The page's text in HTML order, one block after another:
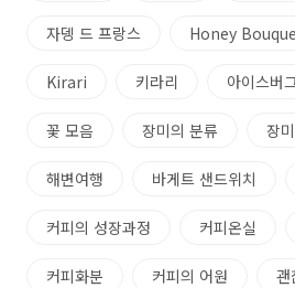
자뎅 드 프랑스 Honey
Kirari 키라리 아이스버
꽃 모음 장미의 분류 장
해변여행 바게트 샌드위치
커피의 성장과정 커피온실
커피화분 커피의 어원 괜